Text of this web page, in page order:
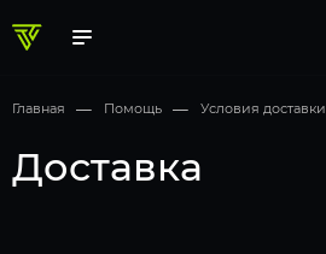
Главная — Помощь — Условия доставки
Доставка